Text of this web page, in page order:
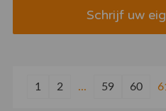
Schrijf uw
1 2 ... 59 60